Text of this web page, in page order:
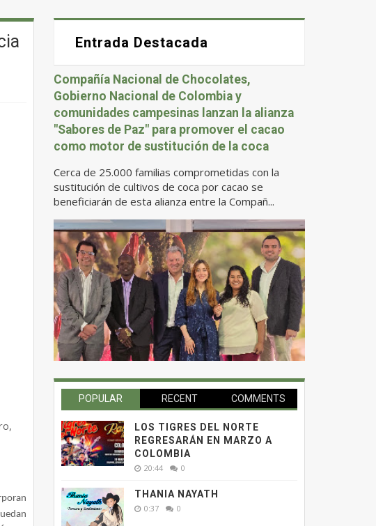
Entrada Destacada
Compañía Nacional de Chocolates,
Gobierno Nacional de Colombia y
comunidades campesinas lanzan la alianza
"Sabores de Paz" para promover el cacao
como motor de sustitución de la coca
Cerca de 25.000 familias comprometidas con la
sustitución de cultivos de coca por cacao se
beneficiarán de esta alianza entre la Compañ...
POPULAR RECENT COMMENTS
LOS TIGRES DEL NORTE
REGRESARÁN EN MARZO A
COLOMBIA
20:44 0
THANIA NAYATH
0:37 0